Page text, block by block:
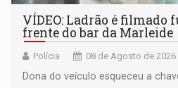
VÍDEO: Ladrão é filmado
frente do bar da Marleide
Polícia 08 de Agosto de 2026
Dona do veículo esqueceu a